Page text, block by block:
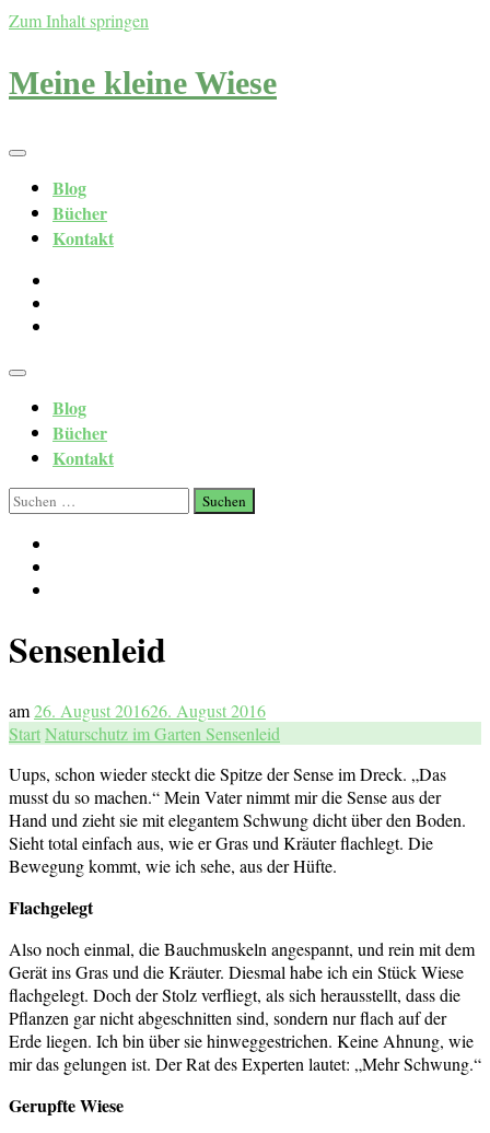
Zum Inhalt springen
Meine kleine Wiese
Blog
Bücher
Kontakt
Blog
Bücher
Kontakt
Suchen
nach:
Sensenleid
am26. August 201626. August 2016
StartNaturschutz im Garten Sensenleid
Uups, schon wieder steckt die Spitze der Sense im Dreck. „Das
musst du so machen.“ Mein Vater nimmt mir die Sense aus der
Hand und zieht sie mit elegantem Schwung dicht über den Boden.
Sieht total einfach aus, wie er Gras und Kräuter flachlegt. Die
Bewegung kommt, wie ich sehe, aus der Hüfte.
Flachgelegt
Also noch einmal, die Bauchmuskeln angespannt, und rein mit dem
Gerät ins Gras und die Kräuter. Diesmal habe ich ein Stück Wiese
flachgelegt. Doch der Stolz verfliegt, als sich herausstellt, dass die
Pflanzen gar nicht abgeschnitten sind, sondern nur flach auf der
Erde liegen. Ich bin über sie hinweggestrichen. Keine Ahnung, wie
mir das gelungen ist. Der Rat des Experten lautet: „Mehr Schwung.“
Gerupfte Wiese